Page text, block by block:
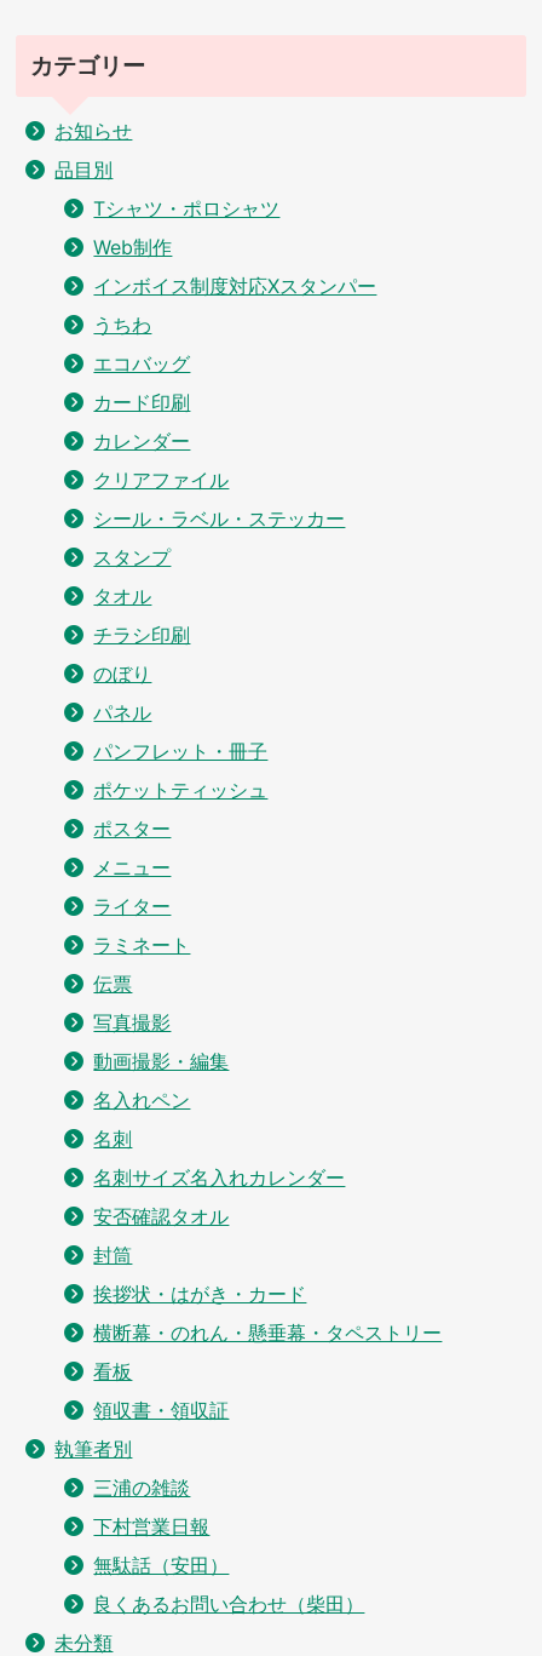
カテゴリー
お知らせ
品目別
Tシャツ・ポロシャツ
Web制作
インボイス制度対応Xスタンパー
うちわ
エコバッグ
カード印刷
カレンダー
クリアファイル
シール・ラベル・ステッカー
スタンプ
タオル
チラシ印刷
のぼり
パネル
パンフレット・冊子
ポケットティッシュ
ポスター
メニュー
ライター
ラミネート
伝票
写真撮影
動画撮影・編集
名入れペン
名刺
名刺サイズ名入れカレンダー
安否確認タオル
封筒
挨拶状・はがき・カード
横断幕・のれん・懸垂幕・タペストリー
看板
領収書・領収証
執筆者別
三浦の雑談
下村営業日報
無駄話（安田）
良くあるお問い合わせ（柴田）
未分類